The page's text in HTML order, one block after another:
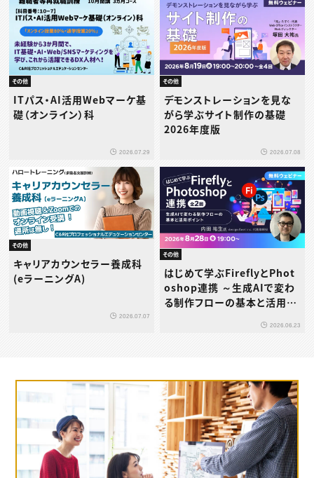
その他
ITパス・AI活用Webマーケ基
礎（オンライン）科
2026.07.29
その他
デモンストレーションを見な
がら学ぶサイト制作の基礎
2026年度版
2026.07.08
その他
キャリアカウンセラー養成科
(eラーニングA)
2026.07.07
その他
はじめて学ぶFireflyとPhot
oshop連携 ～生成AIで変わ
る制作フローの基本と活用ポ
2026.06.23